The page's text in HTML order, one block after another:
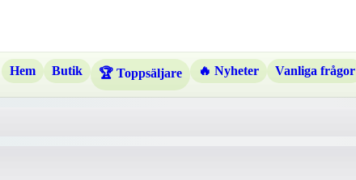
Hem Butik 🏆 Toppsäljare 🔥 Nyheter Vanliga frågor